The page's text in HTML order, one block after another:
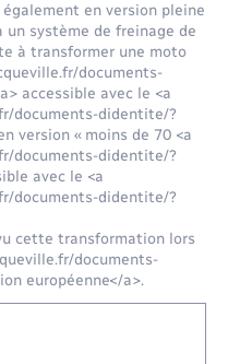
en version pleine
système de freinage de
à transformer une moto
documents-
accessible avec le <a
documents-didentite/?
version « moins de 70 <a
documents-didentite/?
avec le <a
documents-didentite/?
cette transformation lors
documents-
européenne</a>.